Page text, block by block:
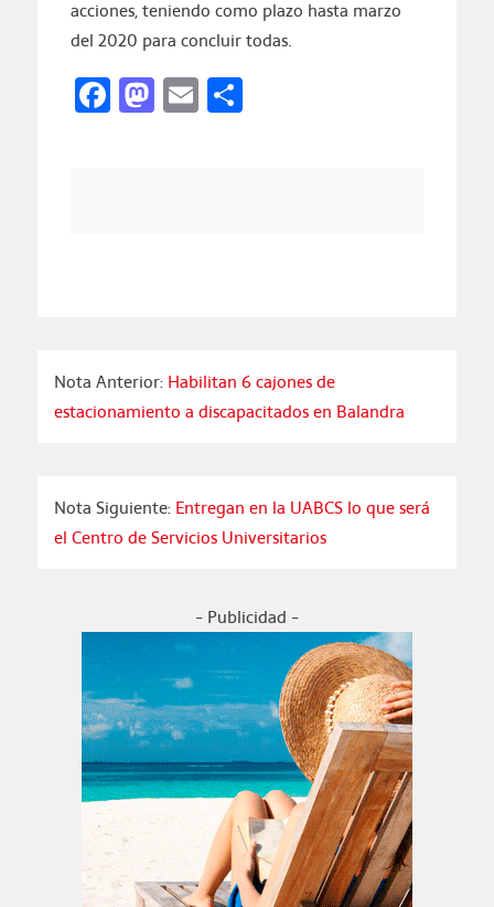
acciones, teniendo como plazo hasta marzo
del 2020 para concluir todas.
Facebook
Mastodon
EmailCompartir
Nota Anterior:Habilitan 6 cajones de
estacionamiento a discapacitados en Balandra
Nota Siguiente: Entregan en la UABCS lo que será
el Centro de Servicios Universitarios
- Publicidad -